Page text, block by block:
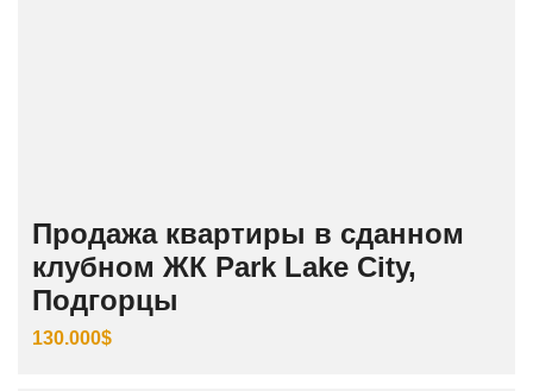
Продажа квартиры в сданном
клубном ЖК Park Lake City,
Подгорцы
130.000$